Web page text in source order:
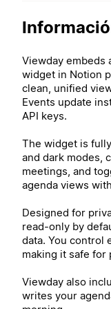
Viewday embeds
widget in Notion
clean, unified
Events update
API keys.
The widget is
and dark modes,
meetings, and
agenda views
Designed for
read-only by
data. You control
making it safe for
Viewday also
writes your